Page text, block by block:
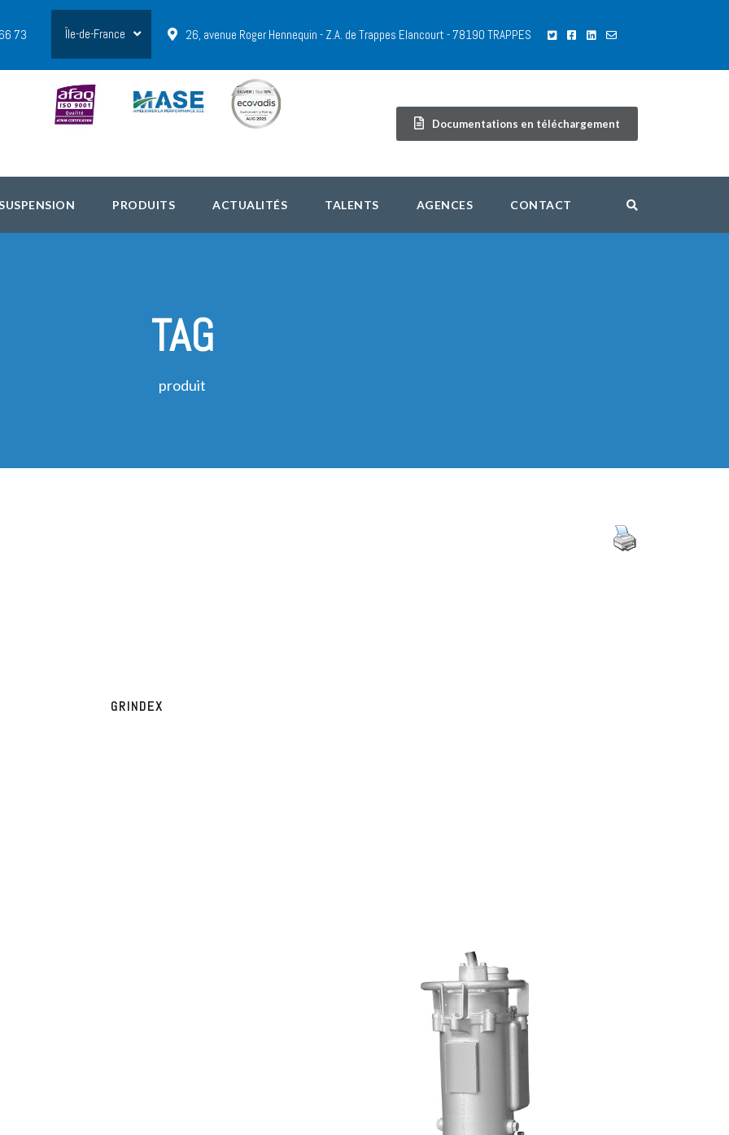
73 Île-de-France 26, avenue Roger Hennequin - Z.A. de Trappes Elancourt - 78190 TRAPPES
Documentations en téléchargement
PRODUITS ACTUALITÉS TALENTS AGENCES CONTACT
TAG
produit
GRINDEX